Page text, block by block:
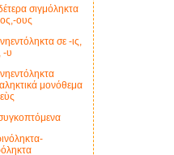
σιγμόληκτα
ους
σε -ις,
-υ
μονόθεμα